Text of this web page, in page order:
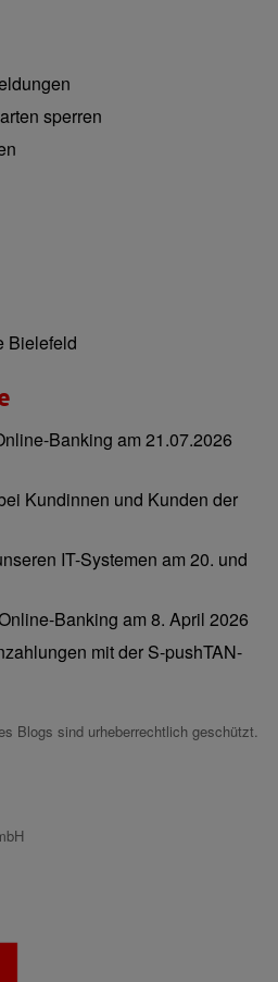
sperren
Bielefeld
Banking am 21.07.2026
Kundinnen und Kunden der
IT-Systemen am 20. und
Banking am 8. April 2026
mit der S-pushTAN-
Blogs sind urheberrechtlich geschützt.